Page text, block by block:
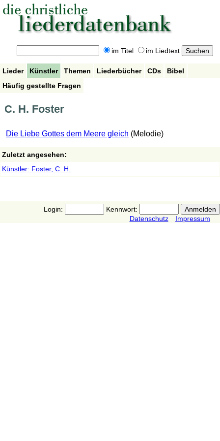
im Titel im Liedtext
Lieder Künstler Themen Liederbücher CDs
Bibel
Häufig gestellte Fragen
C. H. Foster
Die Liebe Gottes dem Meere gleich (Melodie)
Zuletzt angesehen:
Künstler: Foster, C. H.
Login:
Kennwort:
Datenschutz
Impressum